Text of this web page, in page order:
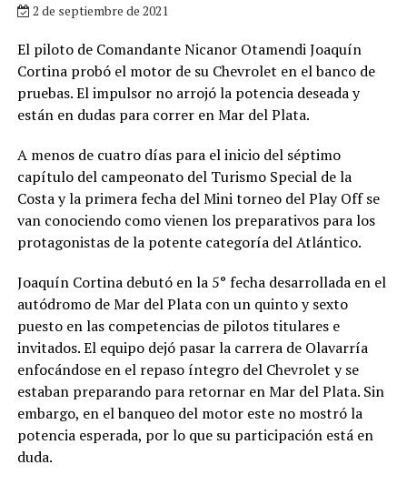
2 de septiembre de 2021
El piloto de Comandante Nicanor Otamendi Joaquín
Cortina probó el motor de su Chevrolet en el banco de
pruebas. El impulsor no arrojó la potencia deseada y
están en dudas para correr en Mar del Plata.
A menos de cuatro días para el inicio del séptimo
capítulo del campeonato del Turismo Special de la
Costa y la primera fecha del Mini torneo del Play Off se
van conociendo como vienen los preparativos para los
protagonistas de la potente categoría del Atlántico.
Joaquín Cortina debutó en la 5° fecha desarrollada en el
autódromo de Mar del Plata con un quinto y sexto
puesto en las competencias de pilotos titulares e
invitados. El equipo dejó pasar la carrera de Olavarría
enfocándose en el repaso íntegro del Chevrolet y se
estaban preparando para retornar en Mar del Plata. Sin
embargo, en el banqueo del motor este no mostró la
potencia esperada, por lo que su participación está en
duda.